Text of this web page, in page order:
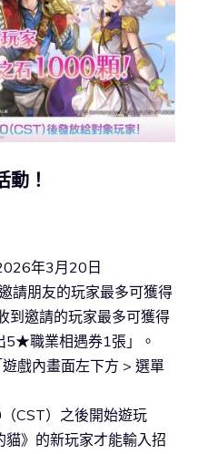
動！
年3月20日
請朋友的玩家最多可獲得
到邀請的玩家最多可獲得
5★職業相遇券1張」。
戲內畫面左下方 > 選單
CST）之後開始遊玩
貓》的新玩家才能輸入招